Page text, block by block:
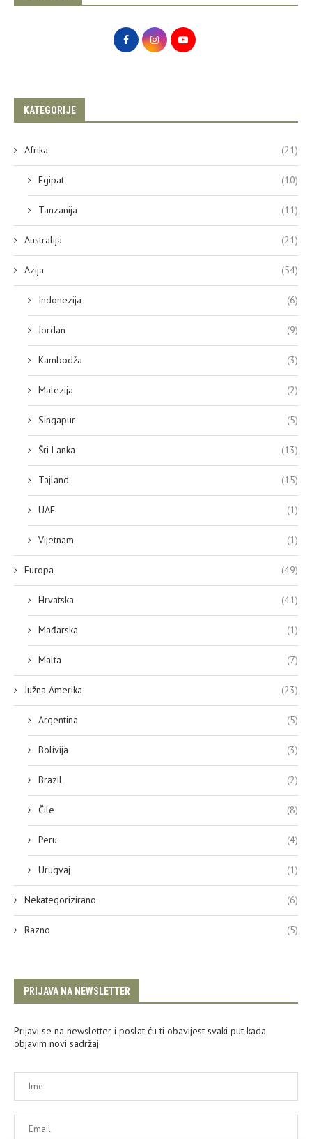
KATEGORIJE
Afrika (21)
Egipat (10)
Tanzanija (11)
Australija (21)
Azija (54)
Indonezija (6)
Jordan (9)
Kambodža (3)
Malezija (2)
Singapur (5)
Šri Lanka (13)
Tajland (15)
UAE (1)
Vijetnam (1)
Europa (49)
Hrvatska (41)
Mađarska (1)
Malta (7)
Južna Amerika (23)
Argentina (5)
Bolivija (3)
Brazil (2)
Čile (8)
Peru (4)
Urugvaj (1)
Nekategorizirano (6)
Razno (5)
PRIJAVA NA NEWSLETTER
Prijavi se na newsletter i poslat ću ti obavijest svaki put kada
objavim novi sadržaj.